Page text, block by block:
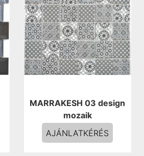
MARRAKESH 03 design
mozaik
AJÁNLATKÉRÉS